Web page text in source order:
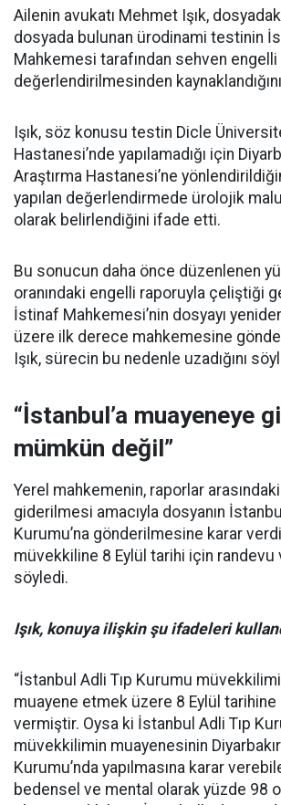
Ailenin avukatı Mehmet Işık,
dosyada bulunan ürodinami testinin
Mahkemesi tarafından sehven
değerlendirilmesinden
Işık, söz konusu testin Dicle
Hastanesi’nde yapılamadığı için
Araştırma Hastanesi’ne
yapılan değerlendirmede ürolojik
olarak belirlendiğini ifade etti.
Bu sonucun daha önce düzenlenen
oranındaki engelli raporuyla çeliştiği
İstinaf Mahkemesi’nin dosyayı
üzere ilk derece mahkemesine
Işık, sürecin bu nedenle uzadığını
“İstanbul’a muayeneye
mümkün değil”
Yerel mahkemenin, raporlar
giderilmesi amacıyla dosyanın
Kurumu’na gönderilmesine karar
müvekkiline 8 Eylül tarihi için randevu
söyledi.
Işık, konuya ilişkin şu ifadeleri
“İstanbul Adli Tıp Kurumu
muayene etmek üzere 8 Eylül tarihine
vermiştir. Oysa ki İstanbul Adli Tıp
müvekkilimin muayenesinin Diyarbakır
Kurumu’nda yapılmasına karar
bedensel ve mental olarak yüzde 98